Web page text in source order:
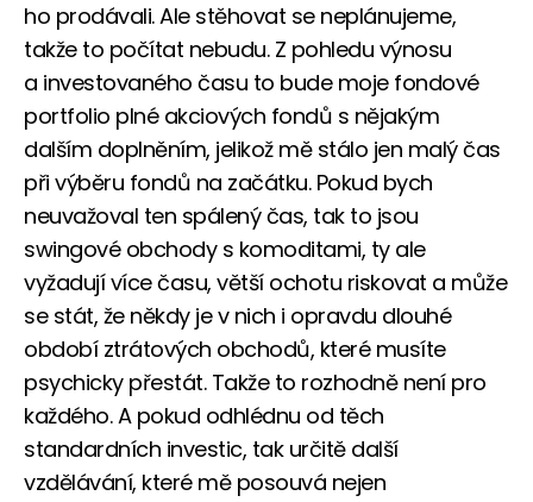
ho prodávali. Ale stěhovat se neplánujeme,
takže to počítat nebudu. Z pohledu výnosu
a investovaného času to bude moje fondové
portfolio plné akciových fondů s nějakým
dalším doplněním, jelikož mě stálo jen malý čas
při výběru fondů na začátku. Pokud bych
neuvažoval ten spálený čas, tak to jsou
swingové obchody s komoditami, ty ale
vyžadují více času, větší ochotu riskovat a může
se stát, že někdy je v nich i opravdu dlouhé
období ztrátových obchodů, které musíte
psychicky přestát. Takže to rozhodně není pro
každého. A pokud odhlédnu od těch
standardních investic, tak určitě další
vzdělávání, které mě posouvá nejen